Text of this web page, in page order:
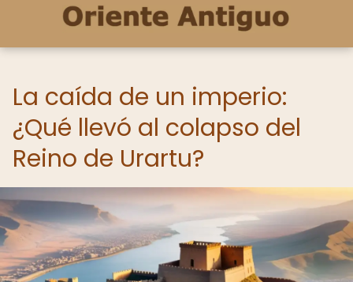
La caída de un imperio:
¿Qué llevó al colapso del
Reino de Urartu?